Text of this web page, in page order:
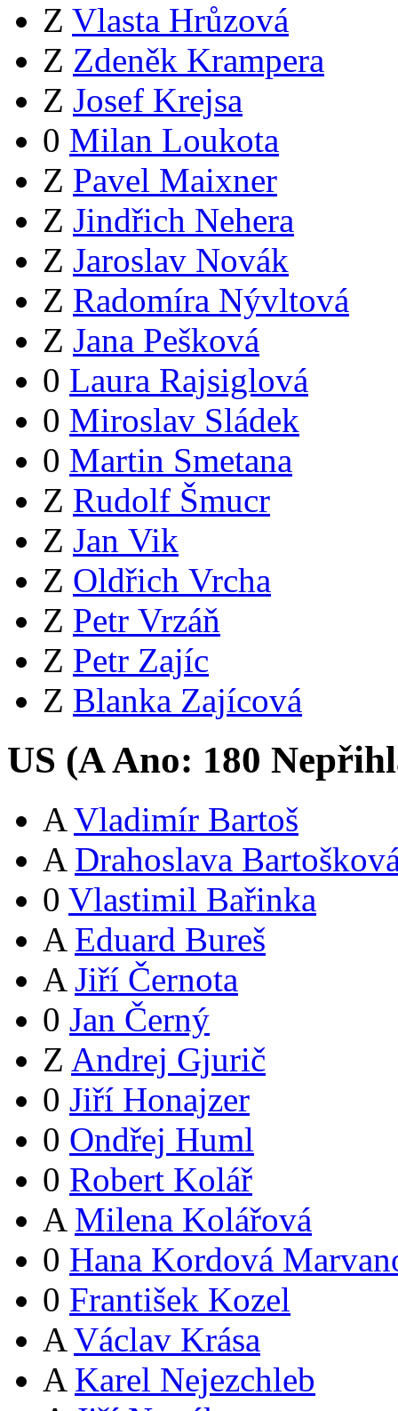
Z Vlasta Hrůzová
Z Zdeněk Krampera
Z Josef Krejsa
0 Milan Loukota
Z Pavel Maixner
Z Jindřich Nehera
Z Jaroslav Novák
Z Radomíra Nývltová
Z Jana Pešková
0 Laura Rajsiglová
0 Miroslav Sládek
0 Martin Smetana
Z Rudolf Šmucr
Z Jan Vik
Z Oldřich Vrcha
Z Petr Vrzáň
Z Petr Zajíc
Z Blanka Zajícová
US (AAno: 180
A Vladimír Bartoš
A Drahoslava
0 Vlastimil Bařinka
A Eduard Bureš
A Jiří Černota
0 Jan Černý
Z Andrej Gjurič
0 Jiří Honajzer
0 Ondřej Huml
0 Robert Kolář
A Milena Kolářová
0 Hana Kordová
0 František Kozel
A Václav Krása
A Karel Nejezchleb